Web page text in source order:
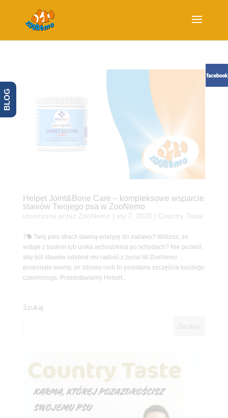
Helpet Joint&Bone Care – kompleksowe wsparcie
stawów Twojego psa w ZooNemo
utworzone przez ZooNemo sty 7, 2026 Country Taste
7🐕 Twój pies stracił dawną energię do zabawy? Widzisz, że
wstaje z trudem lub unika wchodzenia po schodach? Nie pozwól,
aby ból stawów odebrał mu radość z życia! W ZooNemo
doskonale wiemy, że zdrowy ruch to podstawa szczęścia każdego
czworonoga. Przedstawiamy Helpet...
Szukaj
BLOG